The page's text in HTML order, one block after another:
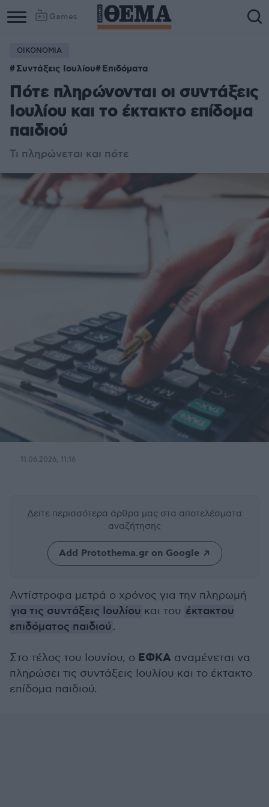
Games
ΟΙΚΟΝΟΜΙΑ
Συντάξεις Ιουλίου Επιδόματα
Πότε πληρώνονται οι συντάξεις
Ιουλίου και το έκτακτο επίδομα
παιδιού
Τι πληρώνεται και πότε
11.06.2026, 11:16
Δείτε περισσότερα άρθρα μας στα αποτελέσματα
αναζήτησης
Add Protothema.gr on Google
Αντίστροφα μετρά ο χρόνος για την πληρωμή
για τις συντάξεις Ιουλίου και του έκτακτου
επιδόματος παιδιού .
Στο τέλος του Ιουνίου, ο ΕΦΚΑ αναμένεται να
πληρώσει τις συντάξεις Ιουλίου και το έκτακτο
επίδομα παιδιού.